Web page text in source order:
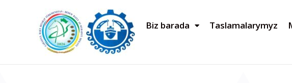
Biz barada Taslamalarymyz